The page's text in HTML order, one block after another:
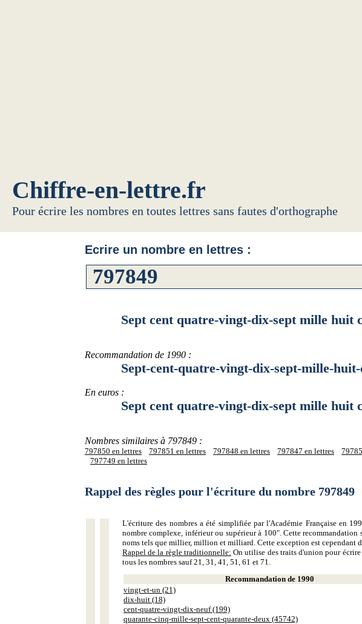
Chiffre-en-lettre.fr
Pour écrire les nombres en toutes lettres sans fautes d'orthographe
Ecrire un nombre en lettres :
Sept cent quatre-vingt-dix-sept mille huit
Recommandation de 1990 :
Sept-cent-quatre-vingt-dix-sept-mille-huit-
En euros :
Sept cent quatre-vingt-dix-sept mille huit
Nombres similaires à 797849 :
797850 en lettres 797851 en lettres 797848 en lettres 797847 en lettres
797749 en lettres
Rappel des règles pour l'écriture du nombre 797849
L'écriture des nombres a été simplifiée par l'Académie Française en
nombre complexe, inférieur ou supérieur à 100". Cette
noms tels que millier, million et milliard. Cette exception est cependant
Rappel de la règle traditionnelle: On utilise des traits d'union pour
tous les nombres sauf 21, 31, 41, 51, 61 et 71.
Recommandation de 1990
vingt-et-un (21)
dix-huit (18)
cent-quatre-vingt-dix-neuf (199)
quarante-cinq-mille-sept-cent-quarante-deux (45742)